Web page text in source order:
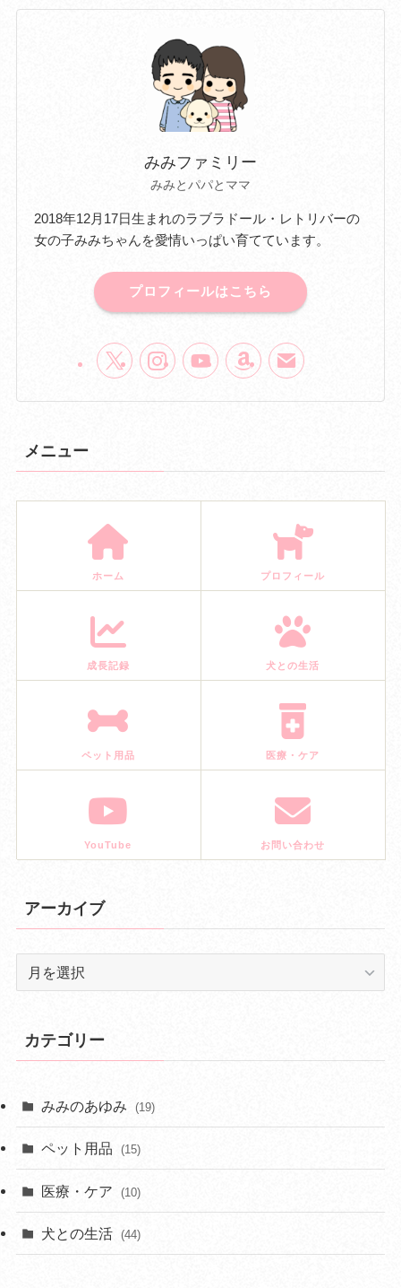
みみファミリー
みみとパパとママ
2018年12月17日生まれのラブラドール・レトリバーの
女の子みみちゃんを愛情いっぱい育てています。
プロフィールはこちら
メニュー
ホーム プロフィール
成長記録 犬との生活
ペット用品 医療・ケア
YouTube お問い合わせ
アーカイブ
ブ
カテゴリー
みみのあゆみ (19)
ペット用品 (15)
医療・ケア (10)
犬との生活 (44)